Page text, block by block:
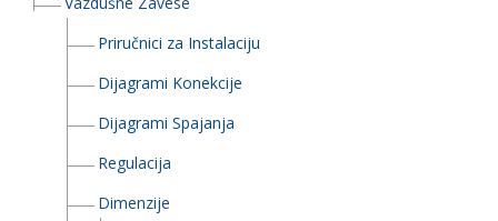
Priručnici za Instalaciju
Dijagrami Konekcije
Dijagrami Spajanja
Regulacija
Dimenzije